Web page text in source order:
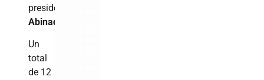
presidente
Abinader
Un
total
de 12